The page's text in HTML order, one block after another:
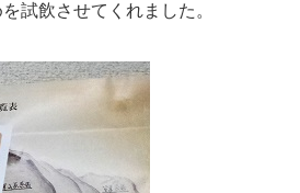
試飲させてくれました。